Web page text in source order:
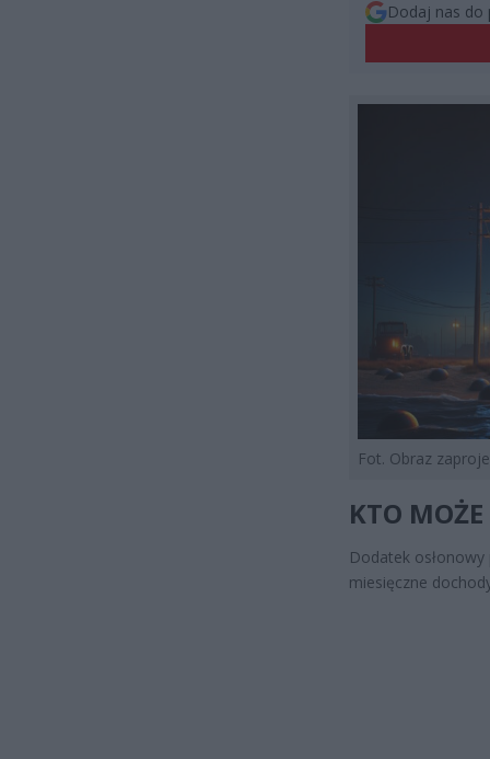
Dodaj nas do
Fot. Obraz
KTO
Dodatek
miesięczne